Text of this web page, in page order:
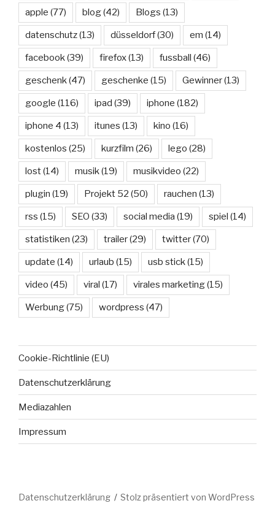
apple (77) blog(42) Blogs (13)
datenschutz(13) düsseldorf(30) em (14)
facebook(39) firefox(13) fussball (46)
geschenk(47) geschenke (15) Gewinner(13)
google (116) ipad (39) iphone (182)
iphone 4 (13) itunes (13) kino (16)
kostenlos (25) kurzfilm (26) lego (28)
lost(14) musik(19) musikvideo (22)
plugin (19) Projekt 52 (50) rauchen (13)
rss (15) SEO (33) social media (19) spiel (14)
statistiken (23) trailer(29) twitter(70)
update (14) urlaub (15) usb stick(15)
video (45) viral (17) virales marketing(15)
Werbung(75) wordpress (47)
Cookie-Richtlinie (EU)
Datenschutzerklärung
Mediazahlen
Impressum
Datenschutzerklärung Stolz präsentiert von WordPress